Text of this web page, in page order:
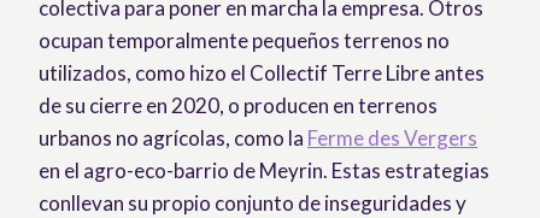
colectiva para poner en marcha la empresa. Otros
ocupan temporalmente pequeños terrenos no
utilizados, como hizo el Collectif Terre Libre antes
de su cierre en 2020, o producen en terrenos
urbanos no agrícolas, como la Ferme des Vergers
en el agro-eco-barrio de Meyrin. Estas estrategias
conllevan su propio conjunto de inseguridades y